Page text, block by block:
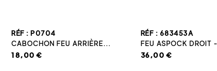
RÉF : P0704
CABOCHON FEU ARRIÈRE...
18,00 €
RÉF : 683453A
FEU ASPOCK DROIT
36,00 €